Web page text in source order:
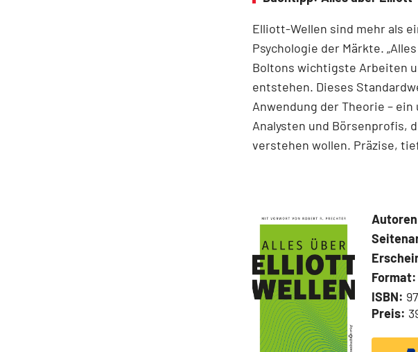
Elliott-Wellen sind mehr als
Psychologie der Märkte.
Boltons wichtigste Arbeiten
entstehen. Dieses
Anwendung der Theorie –
Analysten und Börsenprofis,
verstehen wollen. Präzise,
Format:
ISBN:
Preis: